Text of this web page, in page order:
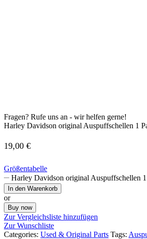
Fragen? Rufe uns an - wir helfen gerne!
Harley Davidson original Auspuffschellen 1
19,00 €
Größentabelle
Harley Davidson original Auspuffschellen
In den Warenkorb
or
Buy now
Zur Vergleichsliste hinzufügen
Zur Wunschliste
Categories: Used & Original Parts Tags: